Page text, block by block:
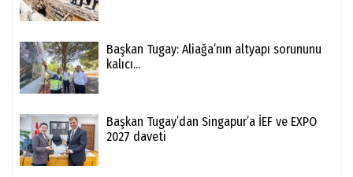
Başkan Tugay: Aliağa’nın altyapı sorununu
kalıcı...
Başkan Tugay’dan Singapur’a İEF ve EXPO
2027 daveti